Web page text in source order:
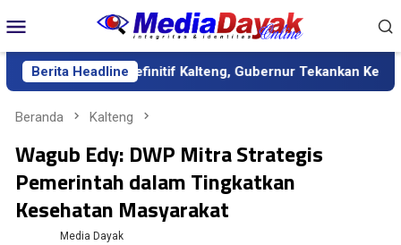
ke
kontenMobile
Berita Headline
Sekda Definitif Kalteng, Gubernur Tekankan Kerja
Beranda Kalteng
Wagub Edy: DWP Mitra Strategis
Pemerintah dalam Tingkatkan
Kesehatan Masyarakat
Media Dayak